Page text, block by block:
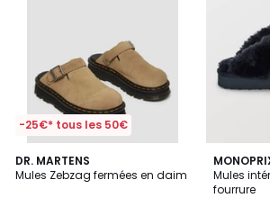
-25€* tous les 50€
DR. MARTENS
Mules Zebzag fermées en daim
5
/
Mules
fourrure
4
/
5